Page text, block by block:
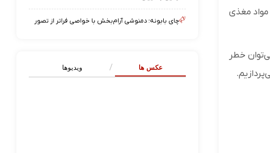
مغذی
خطر
چای بابونه؛ دمنوشی آرام‌بخش با خواصی فراتر از تصور
عکس ها ویدیوها